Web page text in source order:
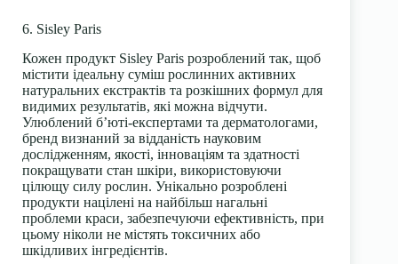
6. Sisley Paris
Кожен продукт Sisley Paris розроблений так, щоб
містити ідеальну суміш рослинних активних
натуральних екстрактів та розкішних формул для
видимих результатів, які можна відчути.
Улюблений б’юті-експертами та дерматологами,
бренд визнаний за відданість науковим
дослідженням, якості, інноваціям та здатності
покращувати стан шкіри, використовуючи
цілющу силу рослин. Унікально розроблені
продукти націлені на найбільш нагальні
проблеми краси, забезпечуючи ефективність, при
цьому ніколи не містять токсичних або
шкідливих інгредієнтів.